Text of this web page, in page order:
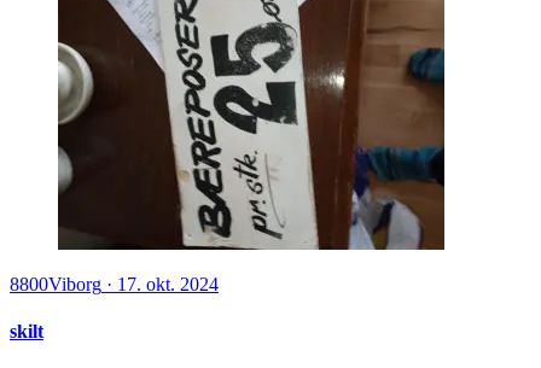
8800Viborg · 17. okt. 2024
skilt